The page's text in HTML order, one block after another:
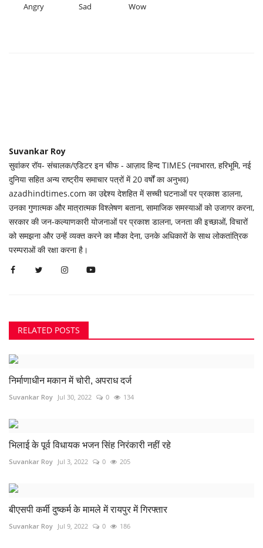
Angry Sad Wow
Suvankar Roy
सुवांकर रॉय- संचालक/एडिटर इन चीफ - आज़ाद हिन्द TIMES (नवभारत, हरिभूमि, नई
दुनिया सहित अन्य राष्ट्रीय समाचार पत्रों में 20 वर्षों का अनुभव)
azadhindtimes.com का उद्देश्य देशहित में सच्ची घटनाओं पर प्रकाश डालना,
उनका गुणात्मक और मात्रात्मक विश्लेषण बताना, सामाजिक समस्याओं को उजागर करना,
सरकार की जन-कल्याणकारी योजनाओं पर प्रकाश डालना, जनता की इच्छाओं, विचारों
को समझना और उन्हें व्यक्त करने का मौका देना, उनके अधिकारों के साथ लोकतांत्रिक
परम्पराओं की रक्षा करना है।
RELATED POSTS
निर्माणाधीन मकान में चोरी, अपराध दर्ज
Suvankar Roy Jul 30, 2022 0 134
भिलाई के पूर्व विधायक भजन सिंह निरंकारी नहीं रहे
Suvankar Roy Jul 3, 2022 0 205
बीएसपी कर्मी दुष्कर्म के मामले में रायपुर में गिरफ्तार
Suvankar Roy Jul 9, 2022 0 186